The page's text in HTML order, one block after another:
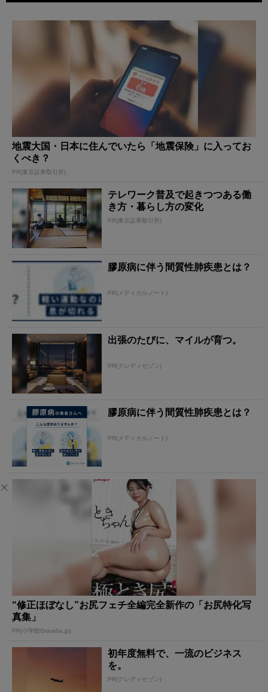
地震大国・日本に住んでいたら「地震保険」に入ってお
くべき？
PR(東京証券取引所)
テレワーク普及で起きつつある働
き方・暮らし方の変化
PR(東京証券取引所)
膠原病に伴う間質性肺疾患とは？
PR(メディカルノート)
出張のたびに、マイルが育つ。
PR(クレディセゾン)
膠原病に伴う間質性肺疾患とは？
PR(メディカルノート)
“修正ほぼなし”お尻フェチ全編完全新作の「お尻特化写
真集」
PR(小学館Gravidia.jp)
初年度無料で、一流のビジネス
を。
PR(クレディセゾン)